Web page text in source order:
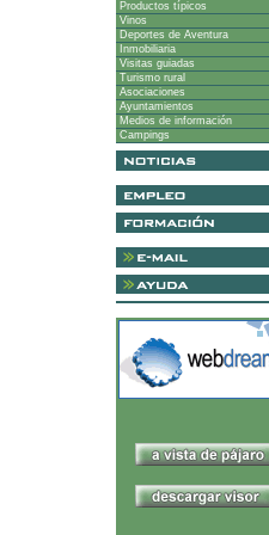
Productos típicos
Vinos
Deportes de Aventura
Inmobiliaria
Visitas guiadas
Turismo rural
Asociaciones
Ayuntamientos
Medios de información
Campings